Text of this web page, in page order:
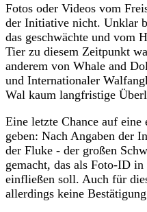
Fotos oder Videos vom
der Initiative nicht. Unklar
das geschwächte und vom
Tier zu diesem Zeitpunkt
anderem von Whale and
und Internationaler
Wal kaum langfristige
Eine letzte Chance auf eine
geben: Nach Angaben der
der Fluke - der großen
gemacht, das als Foto-ID in
einfließen soll. Auch für
allerdings keine